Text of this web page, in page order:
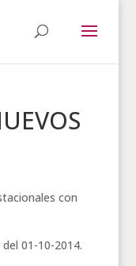
con
01-10-2014.